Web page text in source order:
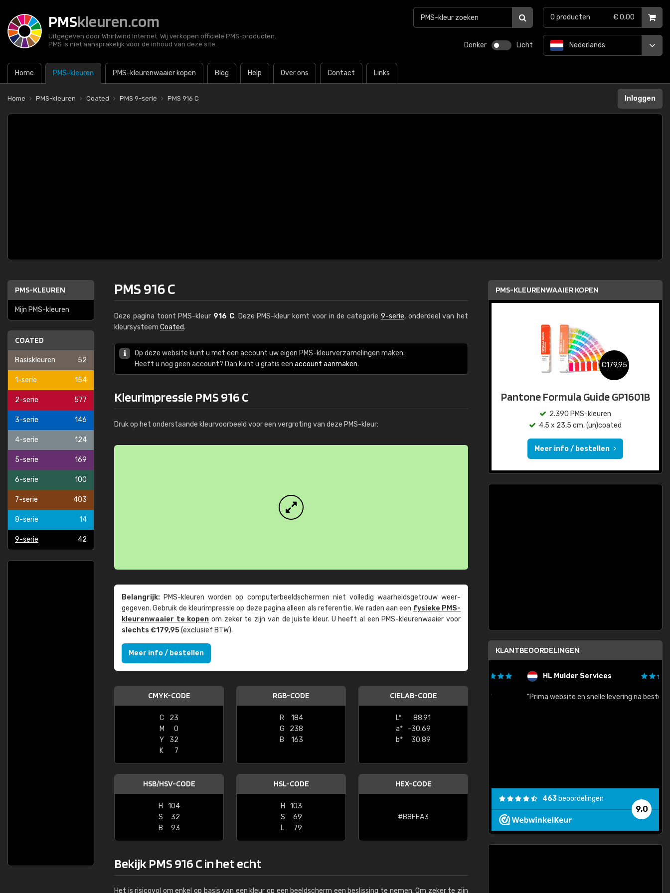
PMSkleuren.com
Uitgegeven door Whirlwind Internet. Wij verkopen officiële PMS-producten.
PMS is niet aansprakelijk voor de inhoud van deze site.
Donker Licht
Home PMS-kleuren PMS-kleurenwaaier kopen Blog Help Over ons Contact Links
Nederlands
0 producten € 0,00
Home PMS-kleuren Coated PMS 9-serie PMS 916 C Inloggen
PMS-KLEUREN
Mijn PMS-kleuren
COATED
Basiskleuren 52
1-serie 154
2-serie 577
3-serie 146
4-serie 124
5-serie 169
6-serie 100
7-serie 403
8-serie 14
9-serie 42
PMS 916 C
Deze pagina toont PMS-kleur 916 C. Deze PMS-kleur komt voor in de categorie 9-serie, onderdeel van het
kleursysteem Coated.
Op deze website kunt u met een account uw eigen PMS-kleurverzamelingen maken.
Heeft u nog geen account? Dan kunt u gratis een account aanmaken.
Kleurimpressie PMS 916 C
Druk op het onderstaande kleurvoorbeeld voor een vergroting van deze PMS-kleur:
Belangrijk: PMS-kleuren worden op computer­beeld­schermen niet volledig waarheids­­getrouw weer­
gegeven. Gebruik de kleur­impressie op deze pagina alleen als referentie. We raden aan een fysieke PMS-
kleuren­waaier te kopen om zeker te zijn van de juiste kleur. U heeft al een PMS-kleuren­waaier voor
slechts €179,95(exclusief BTW).
Meer info / bestellen
CMYK-CODE
C
23
M
0
Y
32
K
7
RGB-CODE
R
184
G
238
B
163
CIELAB-CODE
L*
88.91
a*
-30.69
b*
30.89
HSB/HSV-CODE
H
104
S
32
B
93
HSL-CODE
H
103
S
69
L
79
HEX-CODE
#B8EEA3
Bekijk PMS 916 C in het echt
Het is risicovol om enkel op basis van een kleur op een beeldscherm een beslissing te nemen. Om zeker te zijn
PMS-KLEURENWAAIER KOPEN
€179,95
Pantone Formula Guide GP1601B
2.390 PMS-kleuren
4,5 x 23,5 cm, (un)coated
Meer info / bestellen
KLANTBEOORDELINGEN
"Super snelle service en zeer betaalbaar!"
HL Mulder Services
"Prima website en snelle levering na bestelling"
9,0
463 beoordelingen